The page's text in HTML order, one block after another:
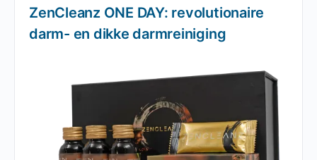
ZenCleanz ONE DAY: revolutionaire
darm- en dikke darmreiniging